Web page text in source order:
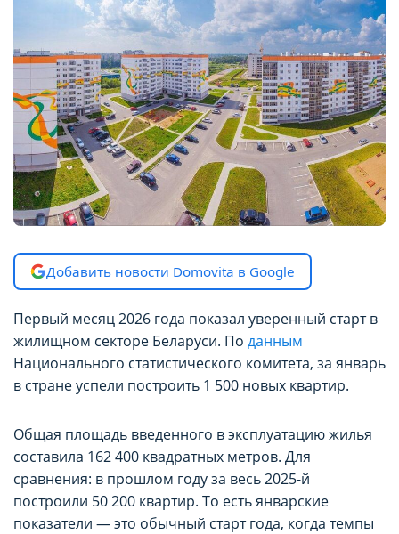
Добавить новости Domovita в Google
Первый месяц 2026 года показал уверенный старт в
жилищном секторе Беларуси. По данным
Национального статистического комитета, за январь
в стране успели построить 1 500 новых квартир.
Общая площадь введенного в эксплуатацию жилья
составила 162 400 квадратных метров. Для
сравнения: в прошлом году за весь 2025-й
построили 50 200 квартир. То есть январские
показатели — это обычный старт года, когда темпы